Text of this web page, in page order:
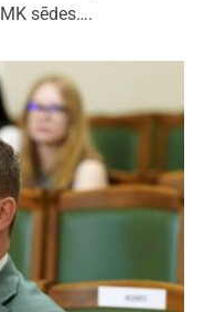
sēdes….